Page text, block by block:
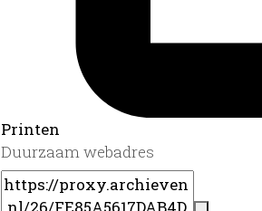
Printen
Duurzaam webadres